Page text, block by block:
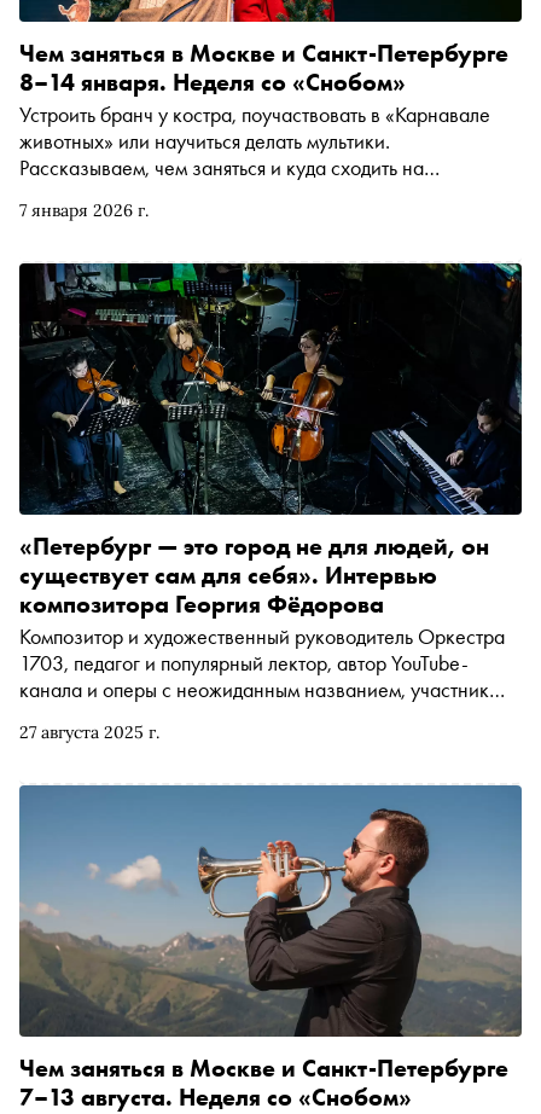
7 января 2026 г.
Чем заняться в Москве и Санкт-Петербурге
8–14 января. Неделя со «Снобом»
Устроить бранч у костра, поучаствовать в «Карнавале
животных» или научиться делать мультики.
Рассказываем, чем заняться и куда сходить на
27 августа 2025 г.
«Петербург — это город не для людей, он
существует сам для себя». Интервью
композитора Георгия Фёдорова
Композитор и художественный руководитель Оркестра
1703, педагог и популярный лектор, автор YouTube-
канала и оперы с неожиданным названием, участник
всех сценах сразу. В интервью «Снобу» он
театра, как Анненкирхе стала для оркестра домом и
каким получился новый концерт «Генезис»
Чем заняться в Москве и Санкт-Петербурге
7–13 августа. Неделя со «Снобом»